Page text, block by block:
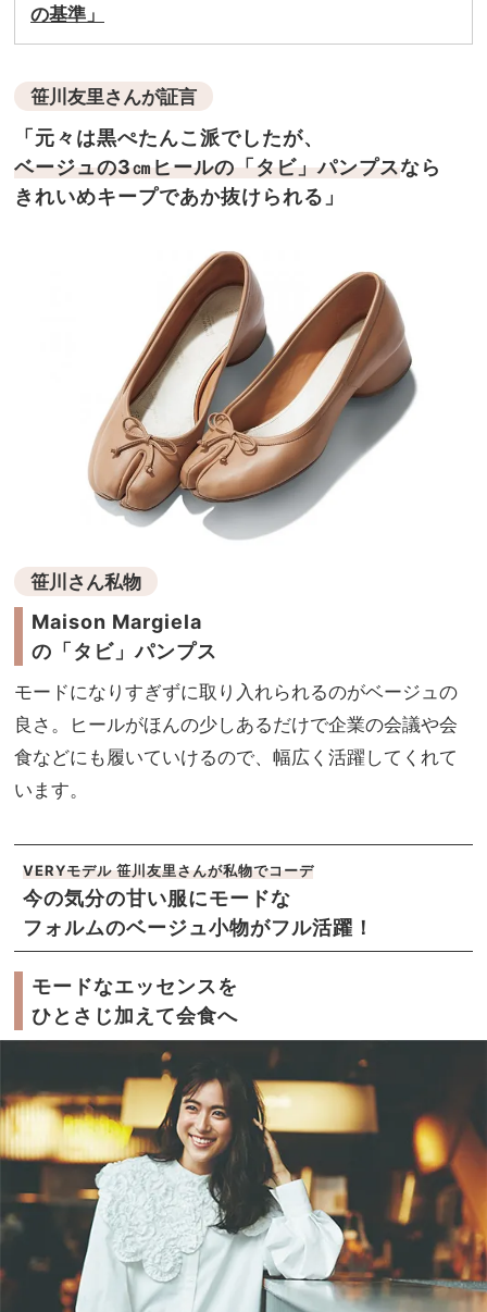
の基準」
笹川友里さんが証言
「元々は黒ぺたんこ派でしたが、
ベージュの3㎝ヒールの「タビ」パンプスなら
きれいめキープであか抜けられる」
笹川さん私物
Maison Margiela
の「タビ」パンプス
モードになりすぎずに取り入れられるのがベージュの
良さ。ヒールがほんの少しあるだけで企業の会議や会
食などにも履いていけるので、幅広く活躍してくれて
います。
VERYモデル 笹川友里さんが私物でコーデ
今の気分の甘い服にモードな
フォルムのベージュ小物がフル活躍！
モードなエッセンスを
ひとさじ加えて会食へ